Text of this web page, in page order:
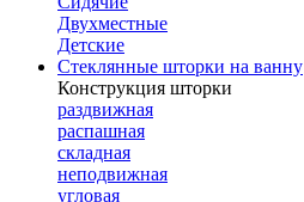
Двухместные
Детские
Стеклянные шторки на ванну
Конструкция шторки
раздвижная
распашная
складная
неподвижная
угловая